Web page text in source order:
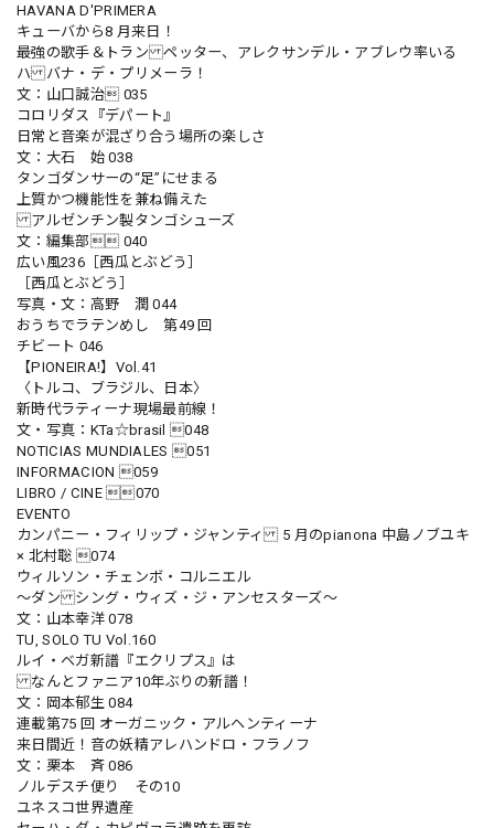
HAVANA D'PRIMERA
キューバから8 月来日！
最強の歌手＆トラン ペッター、アレクサンデル・アブレウ率いる
ハ バナ・デ・プリメーラ！
文：山口誠治 035
コロリダス『デパート』
日常と音楽が混ざり合う場所の楽しさ
文：大石 始 038
タンゴダンサーの“足”にせまる
上質かつ機能性を兼ね備えた
アルゼンチン製タンゴシューズ
文：編集部 040
広い風236［西瓜とぶどう］
［西瓜とぶどう］
写真・文：高野 潤 044
おうちでラテンめし 第49 回
チビート 046
【PIONEIRA!】Vol.41
〈トルコ、ブラジル、日本〉
新時代ラティーナ現場最前線！
文・写真：KTa☆brasil 048
NOTICIAS MUNDIALES 051
INFORMACION 059
LIBRO / CINE 070
EVENTO
カンパニー・フィリップ・ジャンティ 5 月のpianona 中島ノブユキ
× 北村聡 074
ウィルソン・チェンボ・コルニエル
〜ダン シング・ウィズ・ジ・アンセスターズ〜
文：山本幸洋 078
TU, SOLO TU Vol.160
ルイ・ベガ新譜『エクリプス』は
なんとファニア10年ぶりの新譜！
文：岡本郁生 084
連載第75 回 オーガニック・アルヘンティーナ
来日間近！音の妖精アレハンドロ・フラノフ
文：栗本 斉 086
ノルデスチ便り その10
ユネスコ世界遺産